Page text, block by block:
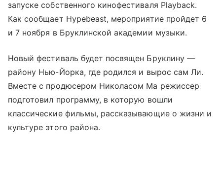
запуске собственного кинофестиваля Playback.
Как сообщает Hypebeast, мероприятие пройдет 6
и 7 ноября в Бруклинской академии музыки.
Новый фестиваль будет посвящен Бруклину —
району Нью-Йорка, где родился и вырос сам Ли.
Вместе с продюсером Николасом Ма режиссер
подготовил программу, в которую вошли
классические фильмы, рассказывающие о жизни и
культуре этого района.